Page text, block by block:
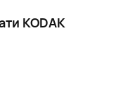
KODAK